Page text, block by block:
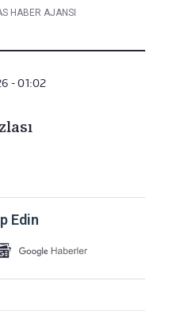
HABER AJANSI
- 01:02
Edin